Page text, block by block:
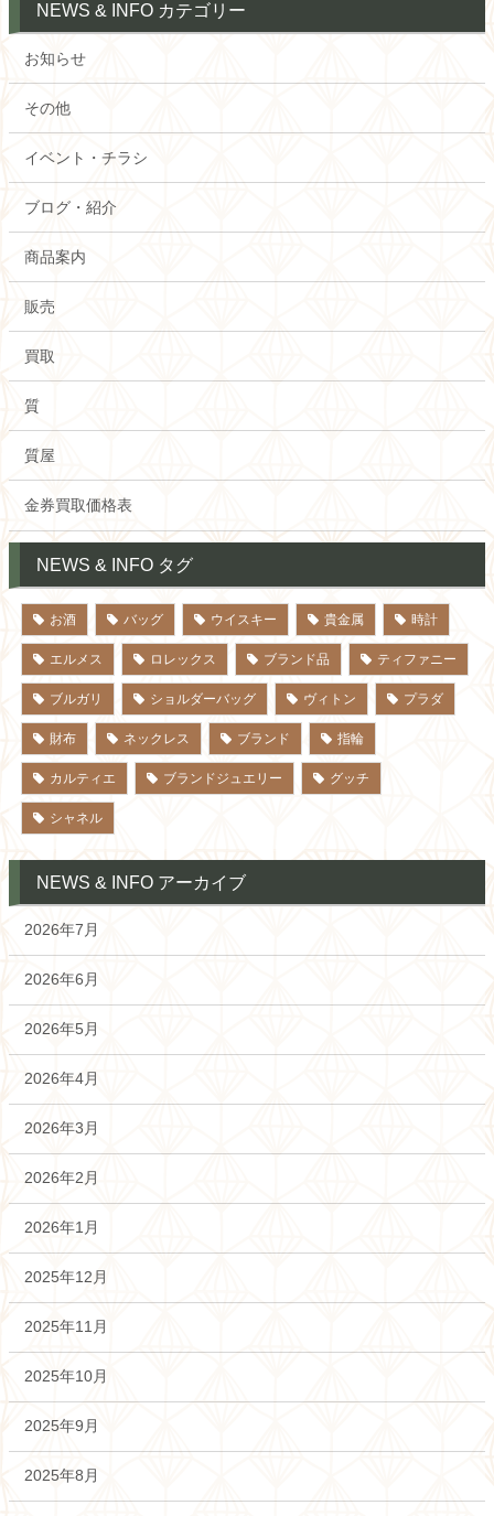
NEWS & INFO カテゴリー
お知らせ
その他
イベント・チラシ
ブログ・紹介
商品案内
販売
買取
質
質屋
金券買取価格表
NEWS & INFO タグ
お酒 バッグ ウイスキー 貴金属 時計
エルメス ロレックス ブランド品 ティファニー
ブルガリ ショルダーバッグ ヴィトン プラダ
財布 ネックレス ブランド 指輪
カルティエ ブランドジュエリー グッチ
シャネル
NEWS & INFO アーカイブ
2026年7月
2026年6月
2026年5月
2026年4月
2026年3月
2026年2月
2026年1月
2025年12月
2025年11月
2025年10月
2025年9月
2025年8月